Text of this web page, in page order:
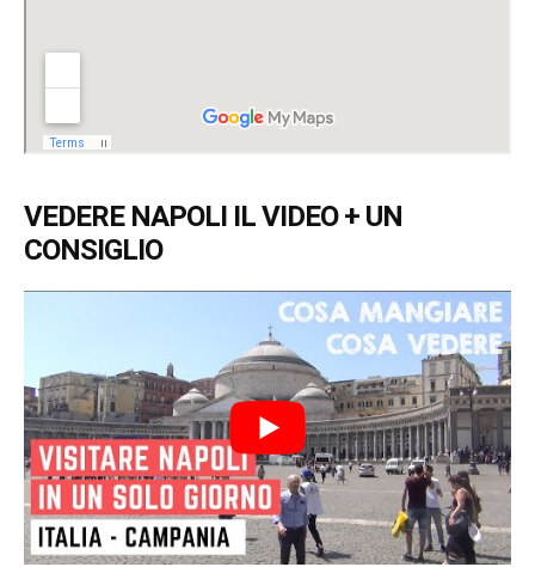
VEDERE NAPOLI IL VIDEO + UN
CONSIGLIO